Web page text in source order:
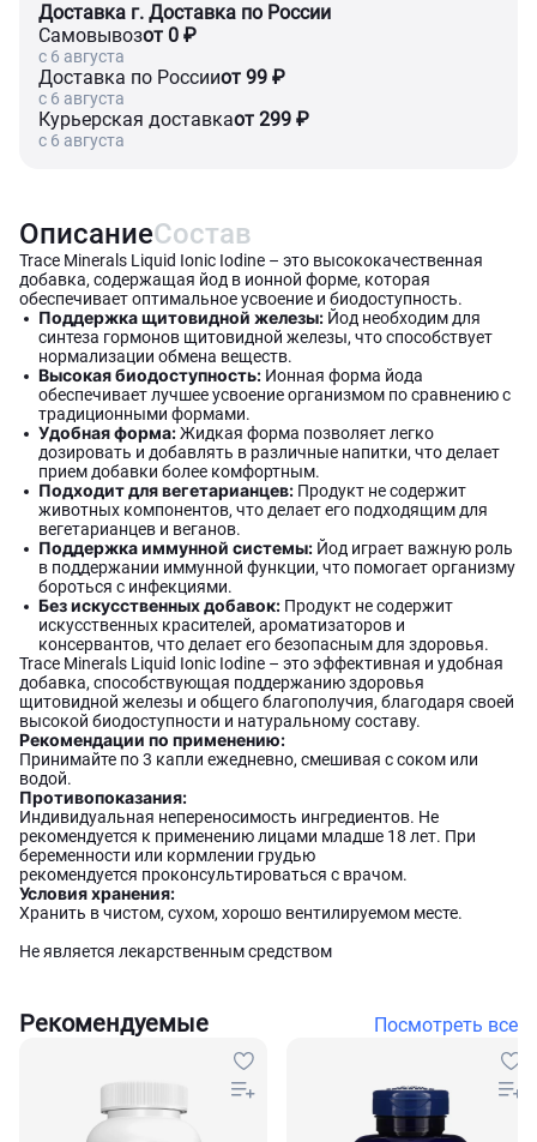
Доставка г. Доставка по России
Самовывозот 0 ₽
c 6 августа
Доставка по Россииот 99 ₽
c 6 августа
Курьерская доставкаот 299 ₽
c 6 августа
ОписаниеСостав
Trace Minerals Liquid Ionic Iodine – это высококачественная
добавка, содержащая йод в ионной форме, которая
обеспечивает оптимальное усвоение и биодоступность.
Поддержка щитовидной железы: Йод необходим для
синтеза гормонов щитовидной железы, что способствует
нормализации обмена веществ.
Высокая биодоступность: Ионная форма йода
обеспечивает лучшее усвоение организмом по сравнению с
традиционными формами.
Удобная форма:Жидкая форма позволяет легко
дозировать и добавлять в различные напитки, что делает
прием добавки более комфортным.
Подходит для вегетарианцев: Продукт не содержит
животных компонентов, что делает его подходящим для
вегетарианцев и веганов.
Поддержка иммунной системы: Йод играет важную роль
в поддержании иммунной функции, что помогает организму
бороться с инфекциями.
Без искусственных добавок: Продукт не содержит
искусственных красителей, ароматизаторов и
консервантов, что делает его безопасным для здоровья.
Trace Minerals Liquid Ionic Iodine – это эффективная и удобная
добавка, способствующая поддержанию здоровья
щитовидной железы и общего благополучия, благодаря своей
высокой биодоступности и натуральному составу.
Рекомендации по применению:
Принимайте по 3 капли ежедневно, смешивая с соком или
водой.
Противопоказания:
Индивидуальная непереносимость ингредиентов. Не
рекомендуется к применению лицами младше 18 лет. При
беременности или кормлении грудью
рекомендуется проконсультироваться с врачом.
Условия хранения:
Хранить в чистом, сухом, хорошо вентилируемом месте.
Не является лекарственным средством
Рекомендуемые Посмотреть все